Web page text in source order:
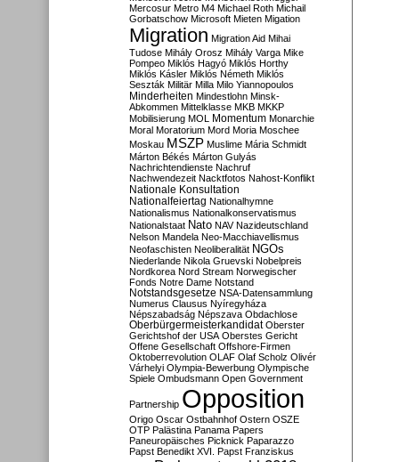
Mercosur Metro M4 Michael Roth Michail
Gorbatschow Microsoft Mieten Migation
Migration Migration Aid Mihai
Tudose Mihály Orosz Mihály Varga Mike
Pompeo Miklós Hagyó Miklós Horthy
Miklós Kásler Miklós Németh Miklós
Seszták Militär Milla Milo Yiannopoulos
Minderheiten Mindestlohn Minsk-
Abkommen Mittelklasse MKB MKKP
Mobilisierung MOL Momentum Monarchie
Moral Moratorium Mord Moria Moschee
Moskau MSZP Muslime Mária Schmidt
Márton Békés Márton Gulyás
Nachrichtendienste Nachruf
Nachwendezeit Nacktfotos Nahost-Konflikt
Nationale Konsultation
Nationalfeiertag Nationalhymne
Nationalismus Nationalkonservatismus
Nationalstaat Nato NAV Nazideutschland
Nelson Mandela Neo-Macchiavellismus
Neofaschisten Neoliberalität NGOs
Niederlande Nikola Gruevski Nobelpreis
Nordkorea Nord Stream Norwegischer
Fonds Notre Dame Notstand
Notstandsgesetze NSA-Datensammlung
Numerus Clausus Nyíregyháza
Népszabadság Népszava Obdachlose
Oberbürgermeisterkandidat Oberster
Gerichtshof der USA Oberstes Gericht
Offene Gesellschaft Offshore-Firmen
Oktoberrevolution OLAF Olaf Scholz Olivér
Várhelyi Olympia-Bewerbung Olympische
Spiele Ombudsmann Open Government
Partnership Opposition
Origo Oscar Ostbahnhof Ostern OSZE
OTP Palästina Panama Papers
Paneuropäisches Picknick Paparazzo
Papst Benedikt XVI. Papst Franziskus